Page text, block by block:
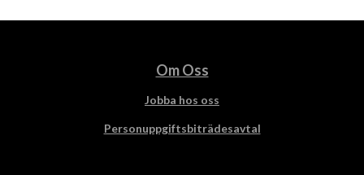
Om Oss
Jobba hos oss
Personuppgiftsbiträdesavtal